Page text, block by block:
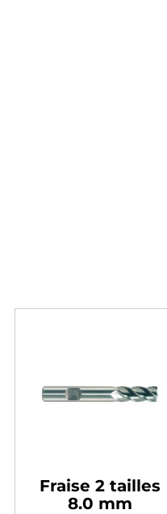
2 tailles
8.0 mm